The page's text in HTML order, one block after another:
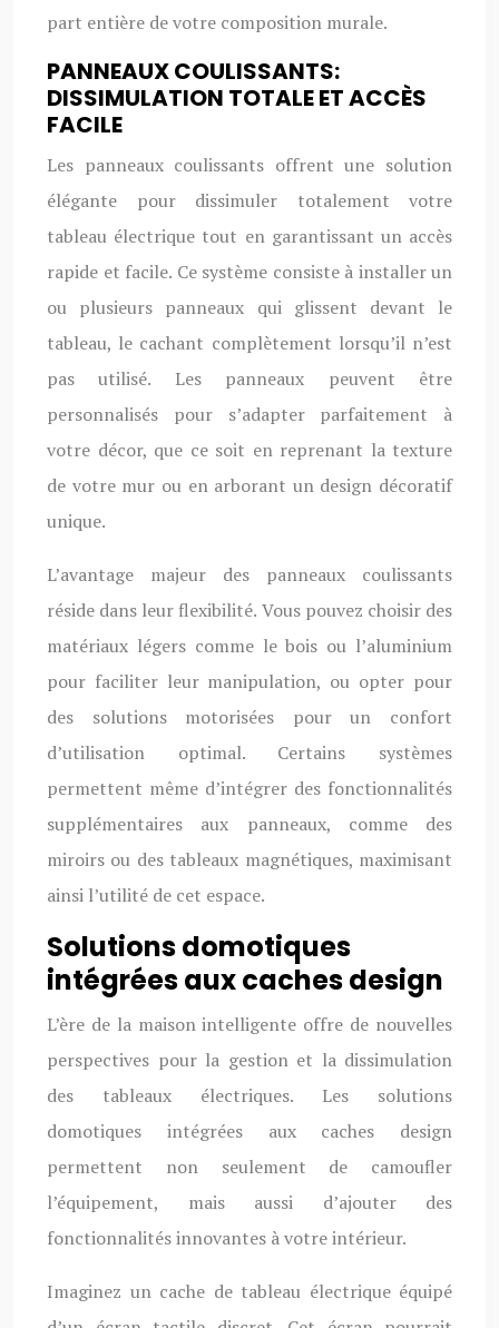
part entière de votre composition murale.
PANNEAUX COULISSANTS:
DISSIMULATION TOTALE ET ACCÈS
FACILE
Les panneaux coulissants offrent une solution
élégante pour dissimuler totalement votre
tableau électrique tout en garantissant un accès
rapide et facile. Ce système consiste à installer un
ou plusieurs panneaux qui glissent devant le
tableau, le cachant complètement lorsqu’il n’est
pas utilisé. Les panneaux peuvent être
personnalisés pour s’adapter parfaitement à
votre décor, que ce soit en reprenant la texture
de votre mur ou en arborant un design décoratif
unique.
L’avantage majeur des panneaux coulissants
réside dans leur flexibilité. Vous pouvez choisir des
matériaux légers comme le bois ou l’aluminium
pour faciliter leur manipulation, ou opter pour
des solutions motorisées pour un confort
d’utilisation optimal. Certains systèmes
permettent même d’intégrer des fonctionnalités
supplémentaires aux panneaux, comme des
miroirs ou des tableaux magnétiques, maximisant
ainsi l’utilité de cet espace.
Solutions domotiques
intégrées aux caches design
L’ère de la maison intelligente offre de nouvelles
perspectives pour la gestion et la dissimulation
des tableaux électriques. Les solutions
domotiques intégrées aux caches design
permettent non seulement de camoufler
l’équipement, mais aussi d’ajouter des
fonctionnalités innovantes à votre intérieur.
Imaginez un cache de tableau électrique équipé